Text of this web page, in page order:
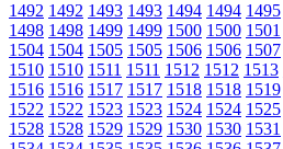
1492 1492 1493 1493 1494 1494 1495
1498 1498 1499 1499 1500 1500 1501
1504 1504 1505 1505 1506 1506 1507
1510 1510 1511 1511 1512 1512 1513
1516 1516 1517 1517 1518 1518 1519
1522 1522 1523 1523 1524 1524 1525
1528 1528 1529 1529 1530 1530 1531